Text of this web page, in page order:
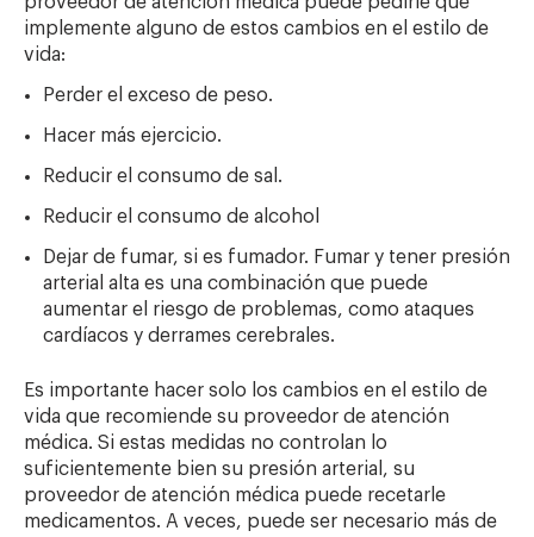
implemente alguno de estos cambios en el estilo de
vida:
Perder el exceso de peso.
Hacer más ejercicio.
Reducir el consumo de sal.
Reducir el consumo de alcohol
Dejar de fumar, si es fumador. Fumar y tener presión
arterial alta es una combinación que puede
aumentar el riesgo de problemas, como ataques
cardíacos y derrames cerebrales.
Es importante hacer solo los cambios en el estilo de
vida que recomiende su proveedor de atención
médica. Si estas medidas no controlan lo
suficientemente bien su presión arterial, su
proveedor de atención médica puede recetarle
medicamentos. A veces, puede ser necesario más de